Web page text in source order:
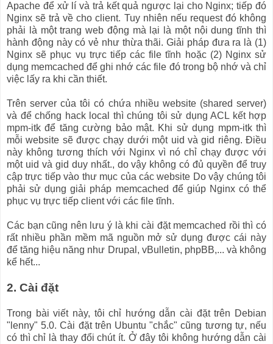
Apache để xử lí và trả kết quả ngược lại cho Nginx; tiếp đó
Nginx sẽ trả về cho client. Tuy nhiên nếu request đó không
phải là một trang web động mà lại là một nội dung tĩnh thì
hành động này có vẻ như thừa thãi. Giải pháp đưa ra là (1)
Nginx sẽ phục vụ trực tiếp các file tĩnh hoặc (2) Nginx sử
dụng memcached để ghi nhớ các file đó trong bộ nhớ và chỉ
việc lấy ra khi cần thiết.
Trên server của tôi có chứa nhiều website (shared server)
và để chống hack local thì chúng tôi sử dụng ACL kết hợp
mpm-itk để tăng cường bảo mật. Khi sử dụng mpm-itk thì
mỗi website sẽ được chạy dưới một uid và gid riêng. Điều
này không tương thích với Nginx vì nó chỉ chạy được với
một uid và gid duy nhất., do vậy không có đủ quyền để truy
cập trực tiếp vào thư mục của các website Do vậy chúng tôi
phải sử dụng giải pháp memcached để giúp Nginx có thể
phục vụ trực tiếp client với các file tĩnh.
Các bạn cũng nên lưu ý là khi cài đặt memcached rồi thì có
rất nhiều phần mềm mã nguồn mở sử dụng được cái này
để tăng hiệu năng như Drupal, vBulletin, phpBB,... và không
kể hết...
2. Cài đặt
Trong bài viết này, tôi chỉ hướng dẫn cài đặt trên Debian
"lenny" 5.0. Cài đặt trên Ubuntu "chắc" cũng tương tự, nếu
có thì chỉ là thay đổi chút ít. Ở đây tôi không hướng dẫn cài